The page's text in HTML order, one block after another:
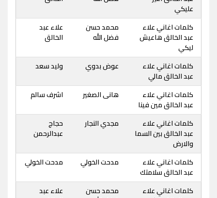
عليكي
كلمات اغاني علاء
عبد الخالق هاعيش
ليكي
محمد حسن
فضل الله
علاء عبد
الخالق
كلمات اغاني علاء
عبد الخالق مالي
عوض بدوي وليد سعد
كلمات اغاني علاء
عبد الخالق مين فينا
هانى الصغير اشرف سالم
كلمات اغاني علاء
عبد الخالق بين السما
والارض
مجدي النجار
حجاج
عبدالرحمن
كلمات اغاني علاء
عبد الخالق سلامتك
مدحت الخولي مدحت الخولي
كلمات اغاني علاء
محمد حسن
علاء عبد